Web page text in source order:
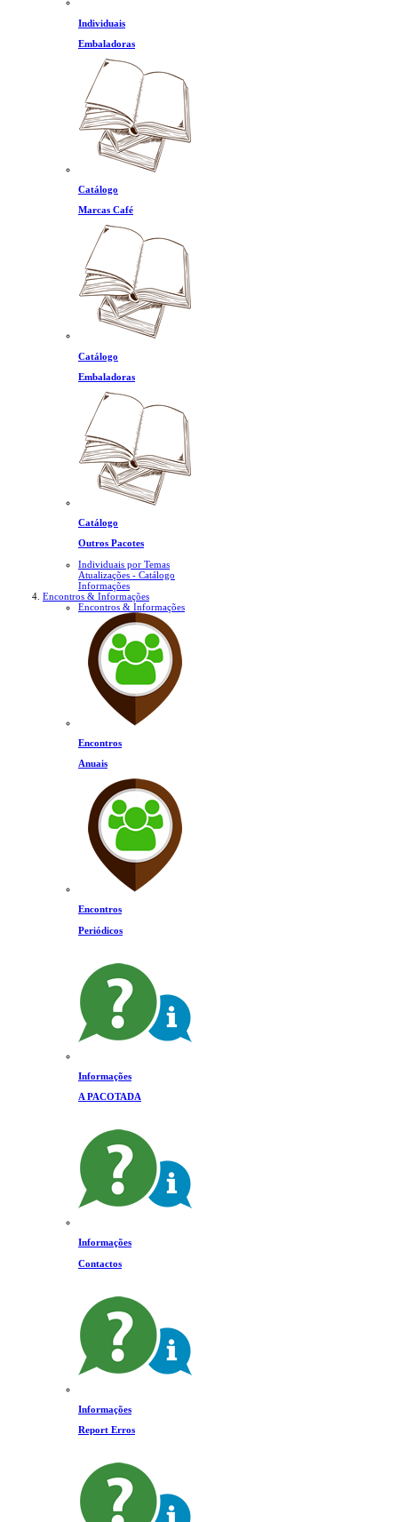
Individuais
Embaladoras
Catálogo
Marcas Café
Catálogo
Embaladoras
Catálogo
Outros Pacotes
Individuais por Temas
Atualizações - Catálogo
Informações
Encontros & Informações
Encontros & Informações
Encontros
Anuais
Encontros
Periódicos
Informações
A PACOTADA
Informações
Contactos
Informações
Report Erros